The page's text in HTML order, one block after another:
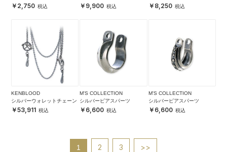
ンジ-2,750
ード入れ 名入れ可 日本製 4
色 本革
9,900 8,250
KENBLOOD
シルバーウォレットチェーン
53,911
M'S COLLECTION
シルバーピアスパーツ
6,600
M'S COLLECTION
シルバーピアスパーツ
6,600
1 2 3 >>